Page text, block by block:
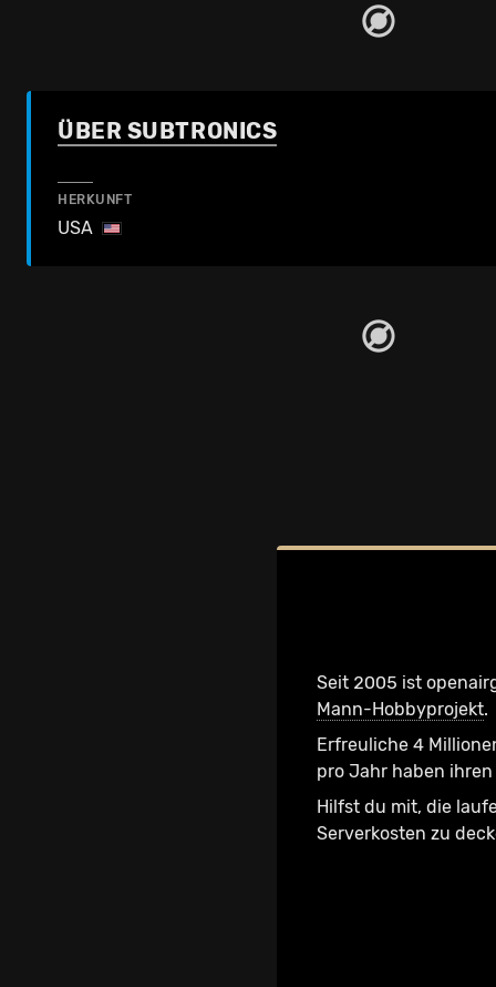
ÜBER SUBTRONICS
HERKUNFT
USA
Seit 2005 ist
Mann-Hobbyprojekt.
Erfreuliche 4
pro Jahr haben ihren
Hilfst du mit, die
Serverkosten zu